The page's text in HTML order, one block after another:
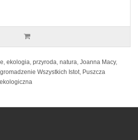
, ekologia, przyroda, natura, Joanna Macy,
Wszystkich Istot, Puszcza